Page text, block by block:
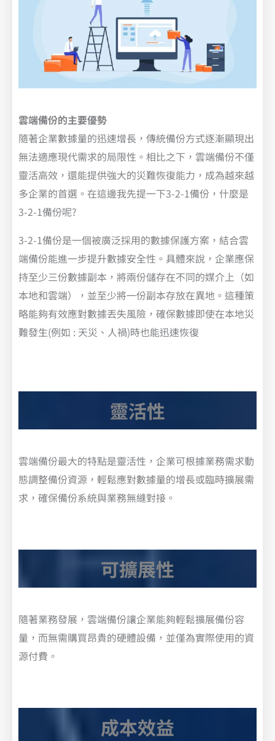
雲端備份的主要優勢
隨著企業數據量的迅速增長，傳統備份方式逐漸顯現出
無法適應現代需求的局限性。相比之下，雲端備份不僅
靈活高效，還能提供強大的災難恢復能力，成為越來越
多企業的首選。在這邊我先提一下3-2-1備份，什麼是
3-2-1備份呢?
3-2-1備份是一個被廣泛採用的數據保護方案，結合雲
端備份能進一步提升數據安全性。具體來說，企業應保
持至少三份數據副本，將兩份儲存在不同的媒介上（如
本地和雲端），並至少將一份副本存放在異地。這種策
略能夠有效應對數據丟失風險，確保數據即使在本地災
難發生(例如 : 天災、人禍)時也能迅速恢復
靈活性
雲端備份最大的特點是靈活性，企業可根據業務需求動
態調整備份資源，輕鬆應對數據量的增長或臨時擴展需
求，確保備份系統與業務無縫對接。
可擴展性
隨著業務發展，雲端備份讓企業能夠輕鬆擴展備份容
量，而無需購買昂貴的硬體設備，並僅為實際使用的資
源付費。
成本效益